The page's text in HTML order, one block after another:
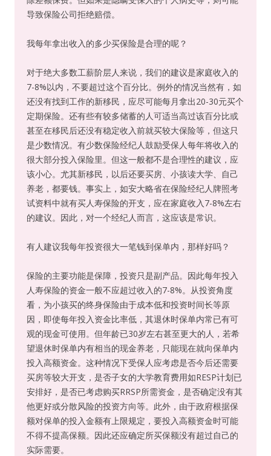
导致保险公司拒绝赔偿。
我每年拿出收入的多少买保险是合理的呢？
对于绝大多数工薪阶层人来说，我们的建议是家庭收入的
7-8%以内，不要超过这个百分比。例外的情况当然有，如
还没有找到工作的新移民，应尽可能每月拿出20-30元买个
定期保险。还有些有较多储蓄的人可适当高过该百分比或
甚至在移民后还没有稳定收入前就买较大保险等，但这只
是少数情况。有少数保险经纪人鼓励受保人每年将收入的
很大部分投入保险里。但这一般都不是合理性的建议，应
该小心。尤其新移民，以后还要买房、小孩读大学、自己
养老，都要钱。事实上，如安大略省在保险经纪人牌照考
试资料中就有买人寿保险的开支，应在家庭收入7-8%左右
的建议。因此，对一个经纪人而言，这应该是常识。
有人建议我每年投资很大一笔钱到保单内，那样好吗？
保险的主要功能是保障，投资只是副产品。因此每年投入
人寿保险的资金一般不应超过收入的7-8%。从投资角度
看，为小孩买的终身保险由于成本低和投资时间长等原
因，即使每年投入资金比率低，其退休时保单内常已有可
观的现金可使用。但年龄已30岁左右甚至更大的人，若希
望退休时保单内有相当的现金养老，只能现在就向保单内
投入高额资金。这种情况下受保人应考虑是否今后还需要
买房等较大开支，是否子女的大学教育费用如RESP计划已
安排好，是否已考虑购买RRSP所需资金，是否确定没有其
他更好或分散风险的投资方向等。此外，由于政府根据保
额对保单的投入金额有上限规定，要投入高额资金时可能
不得不提高保额。因此还应确定所买保额没有超过自己的
实际需要。